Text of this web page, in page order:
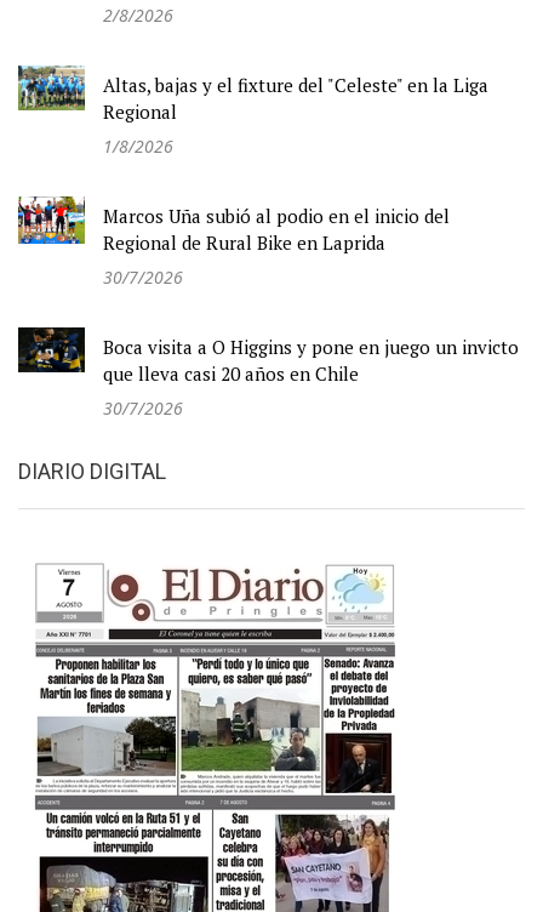
2/8/2026
Altas, bajas y el fixture del "Celeste" en la Liga
Regional
1/8/2026
Marcos Uña subió al podio en el inicio del
Regional de Rural Bike en Laprida
30/7/2026
Boca visita a O Higgins y pone en juego un invicto
que lleva casi 20 años en Chile
30/7/2026
DIARIO DIGITAL